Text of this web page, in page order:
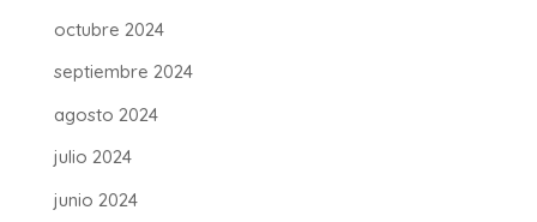
octubre 2024
septiembre 2024
agosto 2024
julio 2024
junio 2024